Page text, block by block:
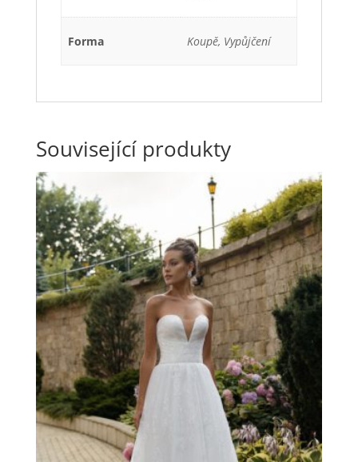
Forma Koupě, Vypůjčení
Související produkty